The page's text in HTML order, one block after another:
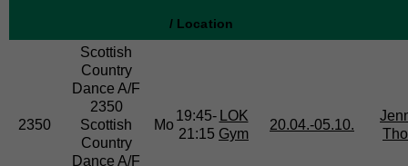
/ Location
2350
Scottish
Country
Dance A/F
2350
Scottish
Country
Dance A/F
Mo
19:45-
21:15
LOK
Gym
20.04.-05.10.